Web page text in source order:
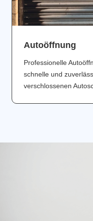
Аutoöffnung
Professionelle
schnelle und
verschlossenen